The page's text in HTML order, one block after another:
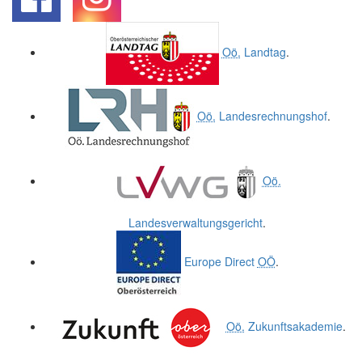
Oö. Landtag.
Oö. Landesrechnungshof.
Oö.
Landesverwaltungsgericht.
Europe Direct OÖ.
Oö. Zukunftsakademie.